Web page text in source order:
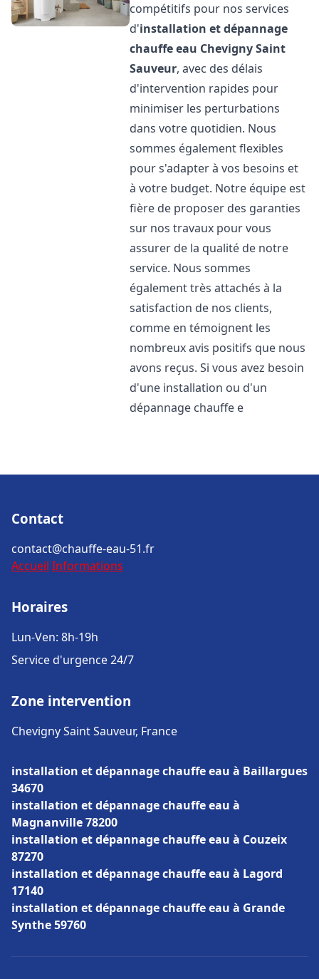
compétitifs pour nos services
d'installation et dépannage
chauffe eau Chevigny Saint
Sauveur, avec des délais
d'intervention rapides pour
minimiser les perturbations
dans votre quotidien. Nous
sommes également flexibles
pour s'adapter à vos besoins et
à votre budget. Notre équipe est
fière de proposer des garanties
sur nos travaux pour vous
assurer de la qualité de notre
service. Nous sommes
également très attachés à la
satisfaction de nos clients,
comme en témoignent les
nombreux avis positifs que nous
avons reçus. Si vous avez besoin
d'une installation ou d'un
dépannage chauffe e
Contact
contact@chauffe-eau-51.fr
Accueil Informations
Horaires
Lun-Ven: 8h-19h
Service d'urgence 24/7
Zone intervention
Chevigny Saint Sauveur, France
installation et dépannage chauffe eau à Baillargues
34670
installation et dépannage chauffe eau à
Magnanville 78200
installation et dépannage chauffe eau à Couzeix
87270
installation et dépannage chauffe eau à Lagord
17140
installation et dépannage chauffe eau à Grande
Synthe 59760